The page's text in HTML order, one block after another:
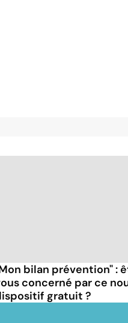
bilan prévention" :
concerné par ce
gratuit ?